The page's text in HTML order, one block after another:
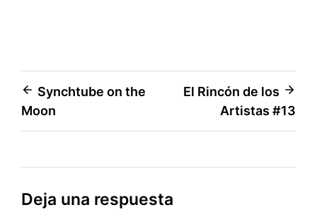
Navegación
de
Synchtube on the
Moon
El Rincón de los
Artistas #13
Deja una respuesta